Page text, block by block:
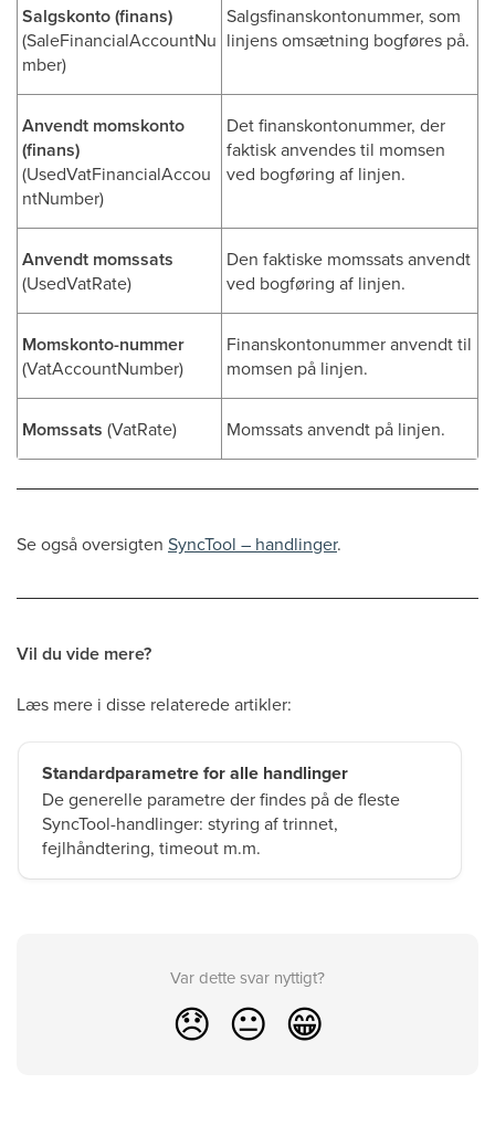
Salgskonto (finans)
(SaleFinancialAccountNu
mber)
Salgsfinanskontonummer, som
linjens omsætning bogføres på.
Anvendt momskonto
(finans)
(UsedVatFinancialAccou
ntNumber)
Det finanskontonummer, der
faktisk anvendes til momsen
ved bogføring af linjen.
Anvendt momssats
(UsedVatRate)
Den faktiske momssats anvendt
ved bogføring af linjen.
Momskonto-nummer
(VatAccountNumber)
Finanskontonummer anvendt til
momsen på linjen.
Momssats (VatRate) Momssats anvendt på linjen.
Se også oversigten SyncTool – handlinger.
Vil du vide mere?
Læs mere i disse relaterede artikler:
Standardparametre for alle handlinger
De generelle parametre der findes på de fleste
SyncTool-handlinger: styring af trinnet,
fejlhåndtering, timeout m.m.
Var dette svar nyttigt?
😞 😐 😁